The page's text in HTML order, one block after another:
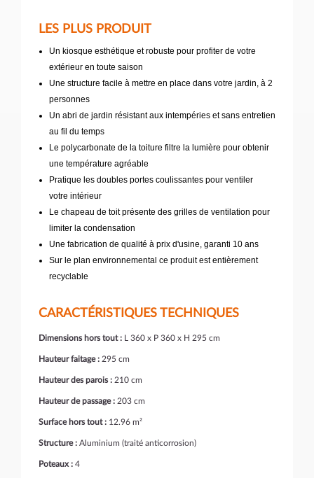
LES PLUS PRODUIT
Un kiosque esthétique et robuste pour profiter de votre
extérieur en toute saison
Une structure facile à mettre en place dans votre jardin, à 2
personnes
Un abri de jardin résistant aux intempéries et sans entretien
au fil du temps
Le polycarbonate de la toiture filtre la lumière pour obtenir
une température agréable
Pratique les doubles portes coulissantes pour ventiler
votre intérieur
Le chapeau de toit présente des grilles de ventilation pour
limiter la condensation
Une fabrication de qualité à prix d'usine, garanti 10 ans
Sur le plan environnemental ce produit est entièrement
recyclable
CARACTÉRISTIQUES TECHNIQUES
Dimensions hors tout : L 360 x P 360 x H 295 cm
Hauteur faitage : 295 cm
Hauteur des parois : 210 cm
Hauteur de passage : 203 cm
Surface hors tout : 12.96 m²
Structure : Aluminium (traité anticorrosion)
Poteaux : 4